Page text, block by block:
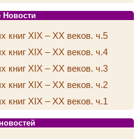
Новости
книг XIX – XX веков. ч.5
книг XIX – XX веков. ч.4
книг XIX – XX веков. ч.3
книг XIX – XX веков. ч.2
книг XIX – XX веков. ч.1